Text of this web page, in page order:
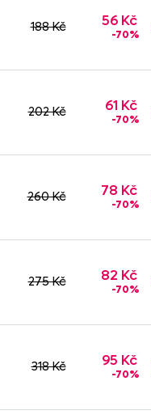
188 Kč 56 Kč
-70%
202 Kč 61 Kč
-70%
260 Kč 78 Kč
-70%
275 Kč 82 Kč
-70%
318 Kč 95 Kč
-70%